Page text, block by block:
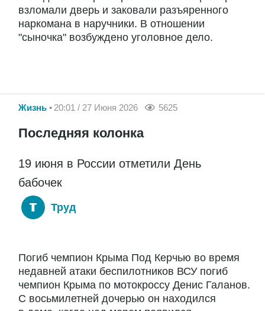
взломали дверь и заковали разъяренного
наркомана в наручники. В отношении
"сыночка" возбуждено уголовное дело.
Жизнь 20:01 / 27 Июня 2026 5625
Последняя колонка
19 июня в России отметили День
бабочек
Труд
Погиб чемпион Крыма Под Керчью во время
недавней атаки беспилотников ВСУ погиб
чемпион Крыма по мотокроссу Денис Галанов.
С восьмилетней дочерью он находился